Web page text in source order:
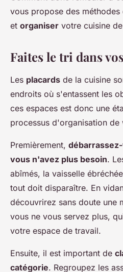
vous propose des
et organiser votre cuisine
Faites le tri dans
Les placards de la cuisine
endroits où s'entassent les
ces espaces est donc une
processus d'organisation de
Premièrement,
vous n'avez plus besoin.
abîmés, la vaisselle
tout doit disparaître. En
découvrirez sans doute une
vous ne vous servez plus,
votre espace de travail.
Ensuite, il est important de
catégorie. Regroupez les